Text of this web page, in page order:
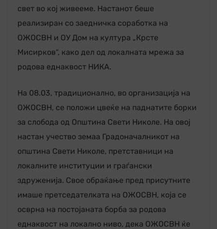
свет во кој живееме. Настанот беше
реализиран со заедничка соработка на
ОЖОСВН и ОУ Дом на култура „Крсте
Мисирков“, како дел од локалната мрежа за
родова еднаквост НИКА.
На 08.03, традиционално, во организација на
ОЖОСВН, се положи цвеќе на паднатите борки
за слобода од Oпштина Свети Николе. На овој
настан учество земаа Градоначалникот на
општина Свети Николе, претставници на
локалните институции и граѓански
здруженија. Свое обраќање пред присутните
имаше претседателката на ОЖОСВН, која се
осврна на постојаната борба за родова
еднаквост на локално ниво, дека ОЖОСВН ќе